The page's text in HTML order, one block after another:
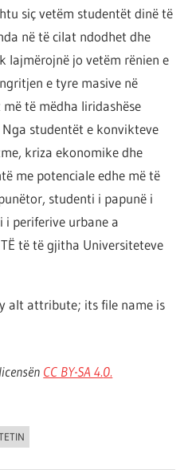
siç vetëm studentët dinë të
në të cilat ndodhet dhe
lajmërojnë jo vetëm rënien e
e tyre masive në
të mëdha liridashëse
studentët e konvikteve
kriza ekonomike dhe
me potenciale edhe më të
studenti i papunë i
i periferive urbane a
të të gjitha Universiteteve
CC BY-SA 4.0.